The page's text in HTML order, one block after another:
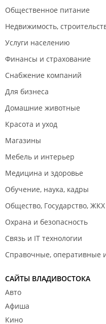
Общественное питание
Недвижимость,
Услуги населению
Финансы и страхование
Снабжение компаний
Для бизнеса
Домашние животные
Красота и уход
Магазины
Мебель и интерьер
Медицина и здоровье
Обучение, наука, кадры
Общество, Государство, ЖКХ
Охрана и безопасность
Связь и IT технологии
Справочные, оперативные
САЙТЫ ВЛАДИВОСТОКА
Авто
Афиша
Кино